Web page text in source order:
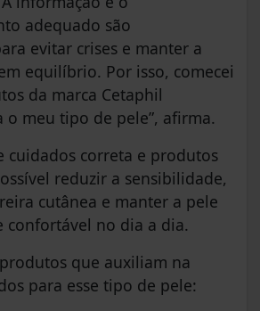
adequado são
evitar crises e manter a
equilíbrio. Por isso, comecei
da marca Cetaphil
o meu tipo de pele”, afirma.
cuidados correta e produtos
reduzir a sensibilidade,
cutânea e manter a pele
confortável no dia a dia.
que auxiliam na
para esse tipo de pele: